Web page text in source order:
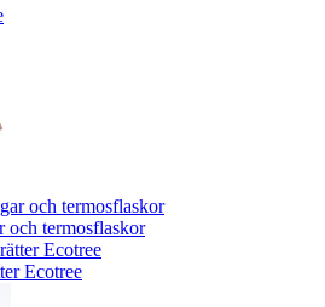
och termosflaskor
Ecotree